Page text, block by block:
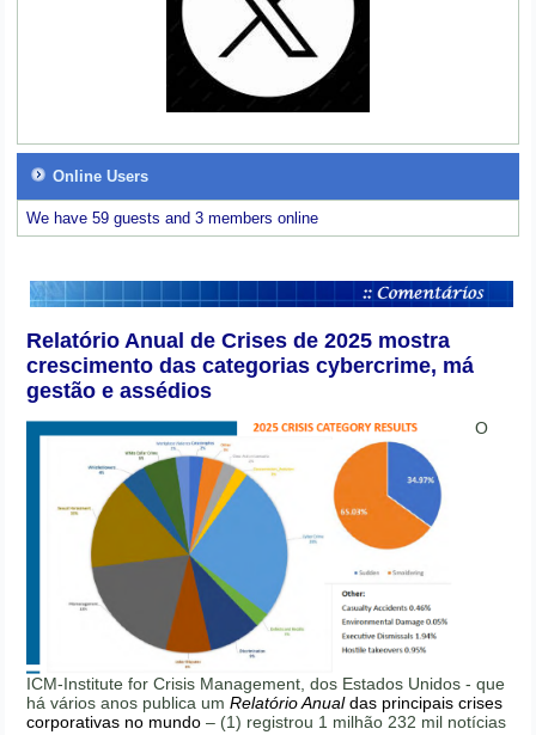
Online Users
We have 59 guests and 3 members online
Relatório Anual de Crises de 2025 mostra
crescimento das categorias cybercrime, má
gestão e assédios
O
ICM-Institute for Crisis Management, dos Estados Unidos - que
há vários anos publica umRelatório Anualdas principais crises
corporativas no mundo – (1) registrou 1 milhão 232 mil notícias